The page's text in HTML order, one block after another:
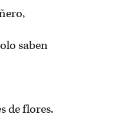
saben
de flores.